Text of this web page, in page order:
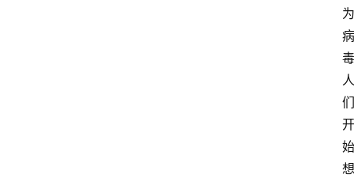
为
病
毒
人
们
开
始
想